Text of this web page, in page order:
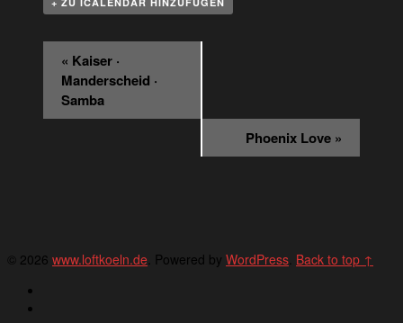
Veranstaltung
Navigation
« Kaiser ·
Manderscheid ·
Samba
Phoenix Love »
© 2026 www.loftkoeln.de . Powered by WordPress Back to top ↑